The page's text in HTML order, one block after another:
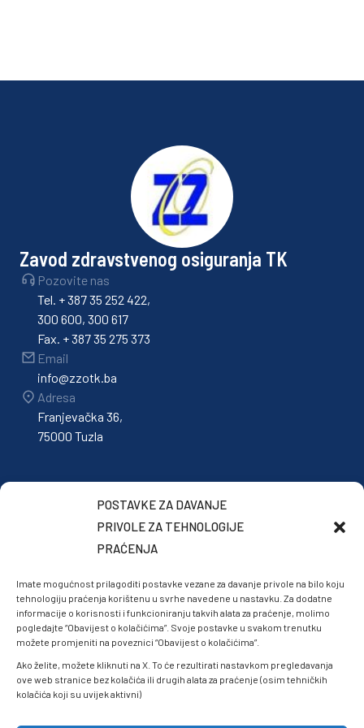
POSTAVKE ZA DAVANJE
PRIVOLE ZA TEHNOLOGIJE
PRAĆENJA
Imate mogućnost prilagoditi postavke vezane za davanje privole na bilo koju
tehnologiju praćenja korištenu u svrhe navedene u nastavku. Za dodatne
informacije o korisnosti i funkcioniranju takvih alata za praćenje, molimo
pogledajte “Obavijest o kolačićima”. Svoje postavke u svakom trenutku
možete promjeniti na poveznici “Obavijest o kolačićima”.
Ako želite, možete kliknuti na X. To će rezultirati nastavkom pregledavanja
ove web stranice bez kolačića ili drugih alata za praćenje (osim tehničkih
kolačića koji su uvijek aktivni)
Zavod zdravstvenog osiguranja TK
Pozovite nas
Tel. + 387 35 252 422,
300 600, 300 617
Fax. + 387 35 275 373
Email
info@zzotk.ba
Adresa
Franjevačka 36,
75000 Tuzla